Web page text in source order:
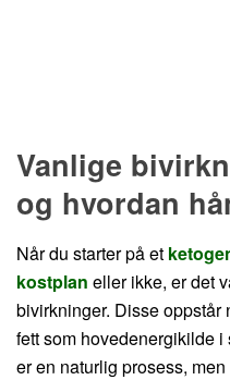
Vanlige
og hvordan
Når du starter på et
kostplan eller ikke, er det
bivirkninger. Disse oppstår
fett som hovedenergikilde i
er en naturlig prosess,